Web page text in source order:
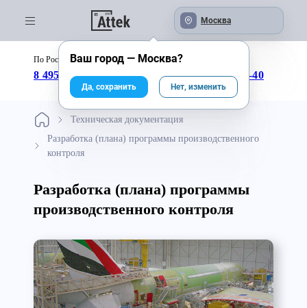
Москва
По России бесплатно:
8 495 246-04-43 8 800 333-25-40
Техническая документация
Разработка (плана) программы производственного
контроля
Разработка (плана) программы
производственного контроля
Ваш город — Москва?
Да, сохранить Нет, изменить